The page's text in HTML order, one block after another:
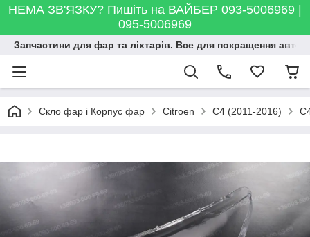
НЕМА ЗВ'ЯЗКУ? Пишіть на ВАЙБЕР 093-5006969 |
095-5006969
Запчастини для фар та ліхтарів. Все для покращення
Скло фар і Корпус фар Citroen C4 (2011-2016)